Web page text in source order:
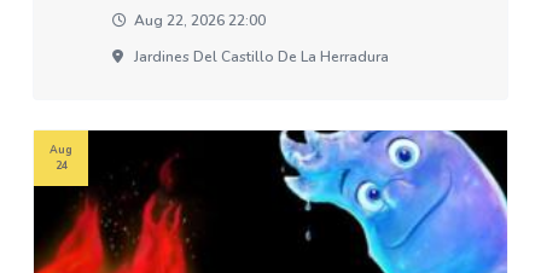
Aug 22, 2026 22:00
Jardines Del Castillo De La Herradura
Aug
24